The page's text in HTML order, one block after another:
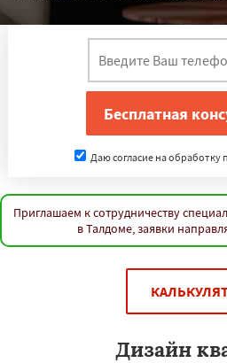
Даю согласие на обработку
Приглашаем к сотрудничеству
в Талдоме, заявки
Дизайн